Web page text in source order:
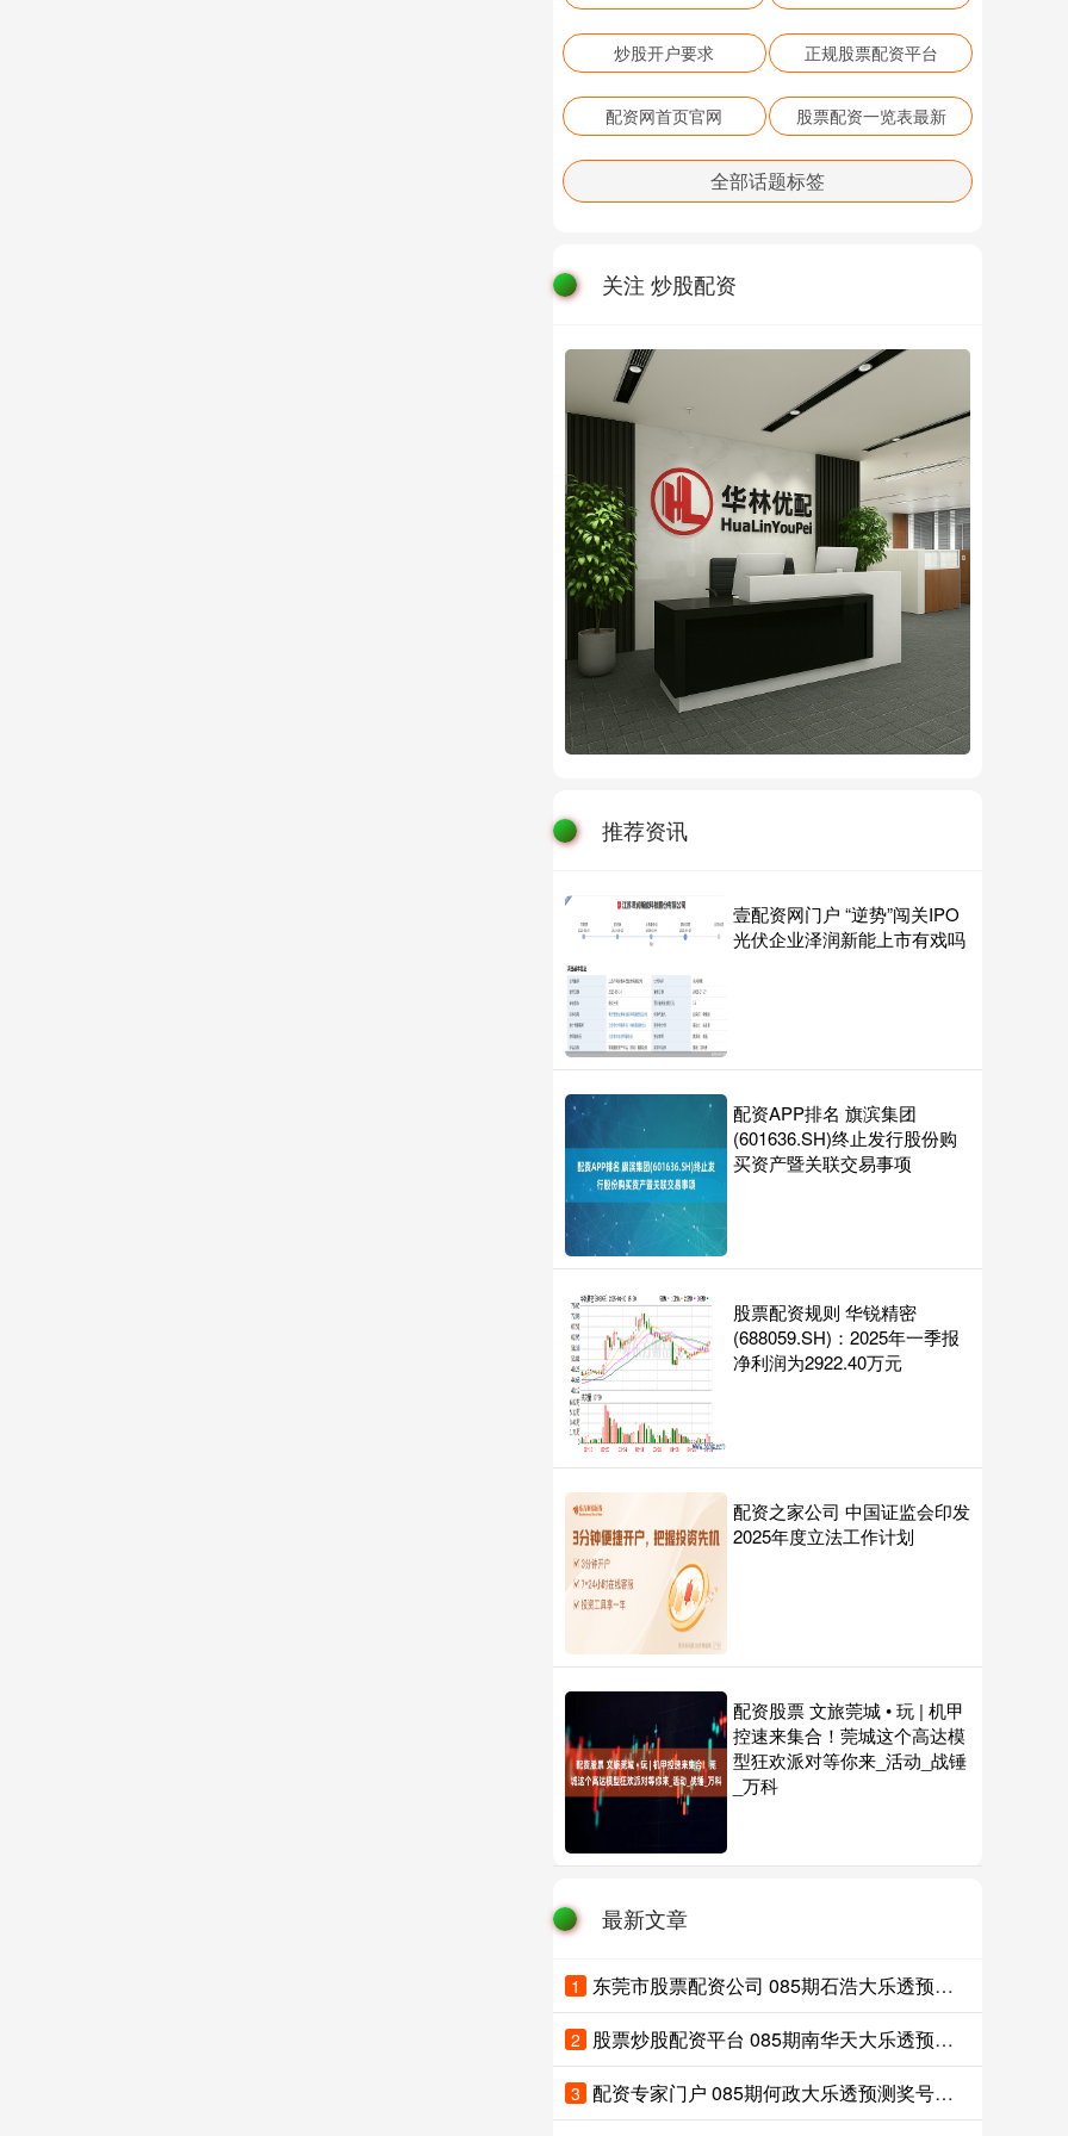
炒股开户要求 正规股票配资平台
配资网首页官网 股票配资一览表最新
全部话题标签
关注 炒股配资
推荐资讯
壹配资网门户 “逆势”闯关IPO
光伏企业泽润新能上市有戏吗
配资APP排名 旗滨集团
(601636.SH)终止发行股份购
买资产暨关联交易事项
股票配资规则 华锐精密
(688059.SH)：2025年一季报
净利润为2922.40万元
配资之家公司 中国证监会印发
2025年度立法工作计划
配资股票 文旅莞城 • 玩 | 机甲
控速来集合！莞城这个高达模
型狂欢派对等你来_活动_战锤
_万科
最新文章
1 东莞市股票配资公司 085期石浩大乐透预测奖号：后区两码参考
2 股票炒股配资平台 085期南华天大乐透预测奖号：遗漏分析
3 配资专家门户 085期何政大乐透预测奖号：012路比分析